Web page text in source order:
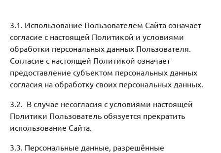
3.1. Использование Пользователем Сайта означает
согласие с настоящей Политикой и условиями
обработки персональных данных Пользователя.
Согласие с настоящей Политикой означает
предоставление субъектом персональных данных
согласия на обработку своих персональных данных.
3.2. В случае несогласия с условиями настоящей
Политики Пользователь обязуется прекратить
использование Сайта.
3.3. Персональные данные, разрешённые